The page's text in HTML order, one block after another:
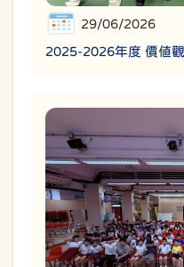
29/06/2026
2025-2026年度 價值